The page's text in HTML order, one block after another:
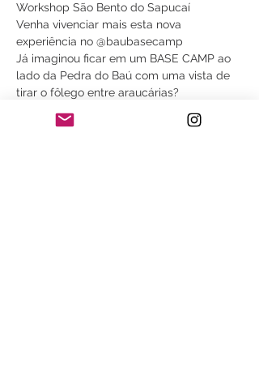
Workshop São Bento do Sapucaí
Venha vivenciar mais esta nova
experiência no @baubasecamp
Já imaginou ficar em um BASE CAMP ao
lado da Pedra do Baú com uma vista de
tirar o fôlego entre araucárias?
Workshop de Fotografia de Paisagem no